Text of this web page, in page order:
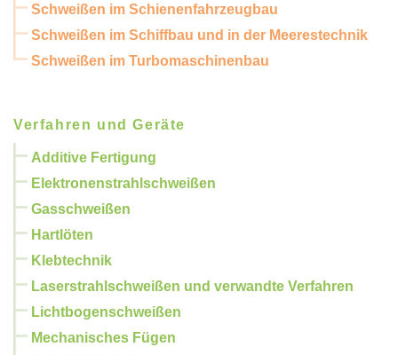
Schweißen im Schienenfahrzeugbau
Schweißen im Schiffbau und in der Meerestechnik
Schweißen im Turbomaschinenbau
Verfahren und Geräte
Additive Fertigung
Elektronenstrahlschweißen
Gasschweißen
Hartlöten
Klebtechnik
Laserstrahlschweißen und verwandte Verfahren
Lichtbogenschweißen
Mechanisches Fügen